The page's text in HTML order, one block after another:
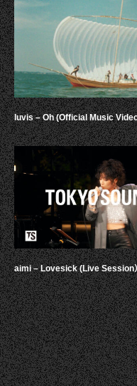
luvis – Oh (Official Music
aimi – Lovesick (Live Session